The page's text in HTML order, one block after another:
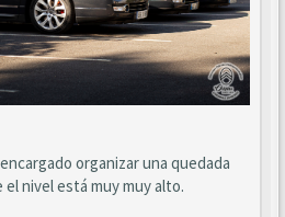
organizar una quedada
el nivel está muy muy alto.